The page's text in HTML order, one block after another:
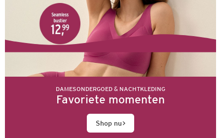
DAMESONDERGOED & NACHTKLEDING
Favoriete momenten
Shop nu